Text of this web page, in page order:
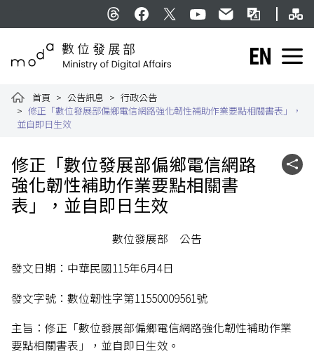
English
首頁 公告訊息
行政公告
修正「數位發展部偏鄉電信網路強化韌性補助作業要點相關書表」，
並自即日生效
修正「數位發展部偏鄉電信網路
強化韌性補助作業要點相關書
表」，並自即日生效
社群
數位發展部 公告
發文日期：中華民國115年6月4日
發文字號：數位韌性字第11550009561號
主旨：修正「數位發展部偏鄉電信網路強化韌性補助作業
要點相關書表」，並自即日生效。